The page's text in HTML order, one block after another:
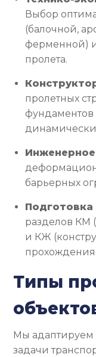
Выбор
(балочной,
ферменной)
пролета.
пролетных
фундаментов
барьерных
разделов КМ
и КЖ
прохождения
Типы
Мы
задачи